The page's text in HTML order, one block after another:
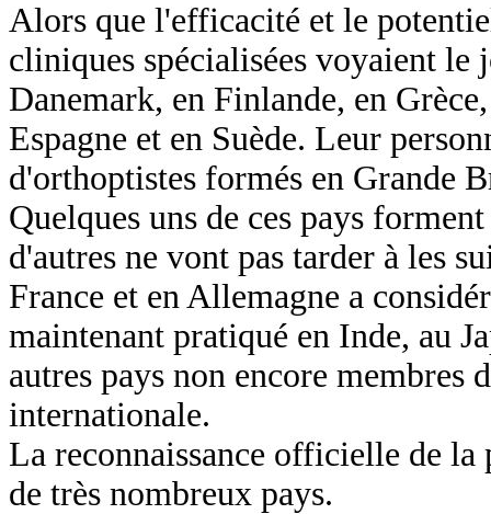
Alors que l'efficacité et le
cliniques spécialisées voyaient
Danemark, en Finlande, en
Espagne et en Suède. Leur
d'orthoptistes formés en Grande
Quelques uns de ces pays
d'autres ne vont pas tarder à les
France et en Allemagne a
maintenant pratiqué en Inde, au
autres pays non encore
internationale.
La reconnaissance officielle de
de très nombreux pays.